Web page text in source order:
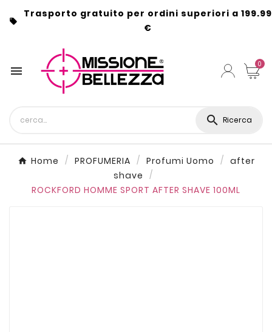

Trasporto gratuito per ordini superiori a 199.99
€
 0
 Ricerca
Home PROFUMERIA Profumi Uomo
after
shave
ROCKFORD HOMME SPORT AFTER SHAVE 100ML